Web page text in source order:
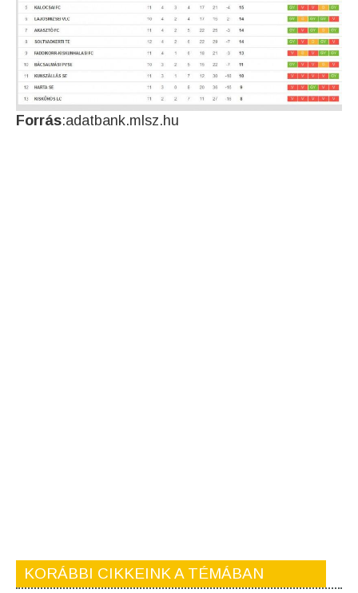
Forrás:adatbank.mlsz.hu
KORÁBBI CIKKEINK A TÉMÁBAN